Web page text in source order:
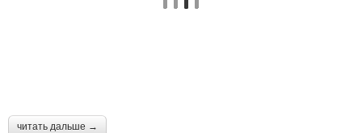
читать дальше →